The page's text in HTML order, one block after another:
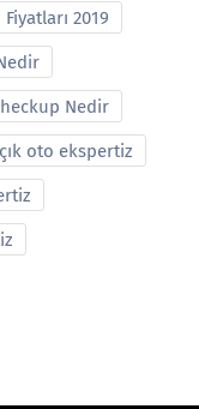
2019
Nedir
oto ekspertiz